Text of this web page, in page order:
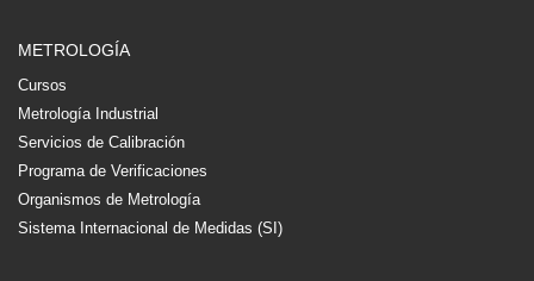
METROLOGÍA
Cursos
Metrología Industrial
Servicios de Calibración
Programa de Verificaciones
Organismos de Metrología
Sistema Internacional de Medidas (SI)